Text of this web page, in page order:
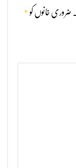
ضروری خانوں کو*